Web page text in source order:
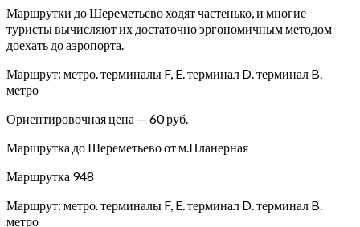
Маршрутки до Шереметьево ходят частенько, и многие
туристы вычисляют их достаточно эргономичным методом
доехать до аэропорта.
Маршрут: метро. терминалы F, E. терминал D.терминал B.
метро
Ориентировочная цена — 60 руб.
Маршрутка до Шереметьево от м.Планерная
Маршрутка 948
Маршрут: метро. терминалы F, E. терминал D. терминал B.
метро